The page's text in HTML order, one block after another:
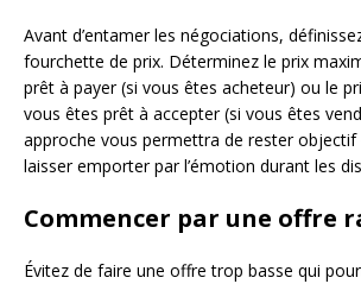
Avant d’entamer les négociations,
fourchette de prix. Déterminez le prix
prêt à payer (si vous êtes acheteur) ou le
vous êtes prêt à accepter (si vous êtes
approche vous permettra de rester objectif
laisser emporter par l’émotion durant les
Commencer par une offre
Évitez de faire une offre trop basse qui